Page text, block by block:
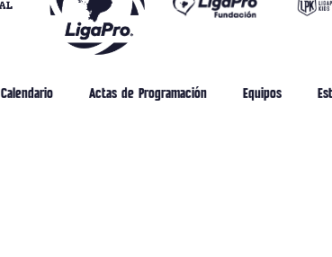
Calendario Actas de Programación Equipos